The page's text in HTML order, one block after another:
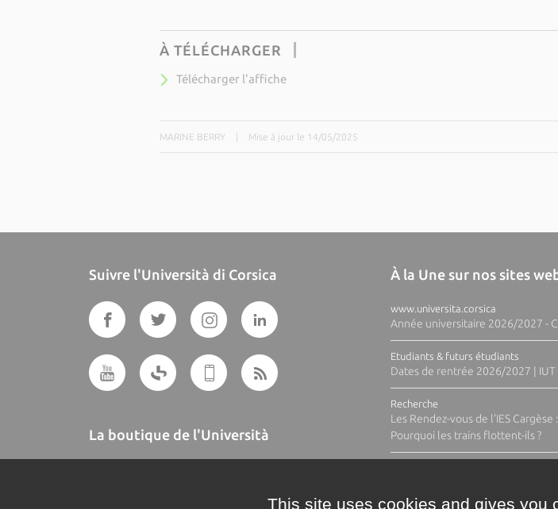
À TÉLÉCHARGER
Télécharger l'affiche
MARINE BERRY Mise à jour le 14/05/2025
Suivre l'Università di Corsica
La boutique de l'Università
À la Une sur nos sites
www.universita.corsica
Année universitaire 2026/2027 -
Etudiants & futurs étudiants
Dates de rentrée 2026/2027 | IUT
Recherche
Les Rendez-vous de l'IES
Pourquoi les trains flottent-ils ?
This site uses cookies and gives you